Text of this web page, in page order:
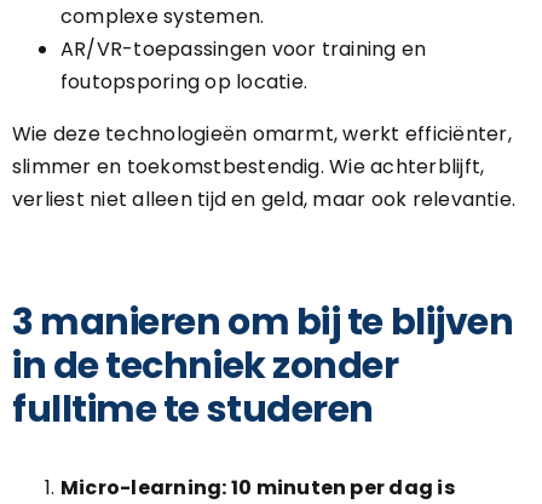
complexe systemen.
AR/VR-toepassingen voor training en
foutopsporing op locatie.
Wie deze technologieën omarmt, werkt efficiënter,
slimmer en toekomstbestendig. Wie achterblijft,
verliest niet alleen tijd en geld, maar ook relevantie.
3 manieren om bij te blijven
in de techniek zonder
fulltime te studeren
Micro-learning: 10 minuten per dag is